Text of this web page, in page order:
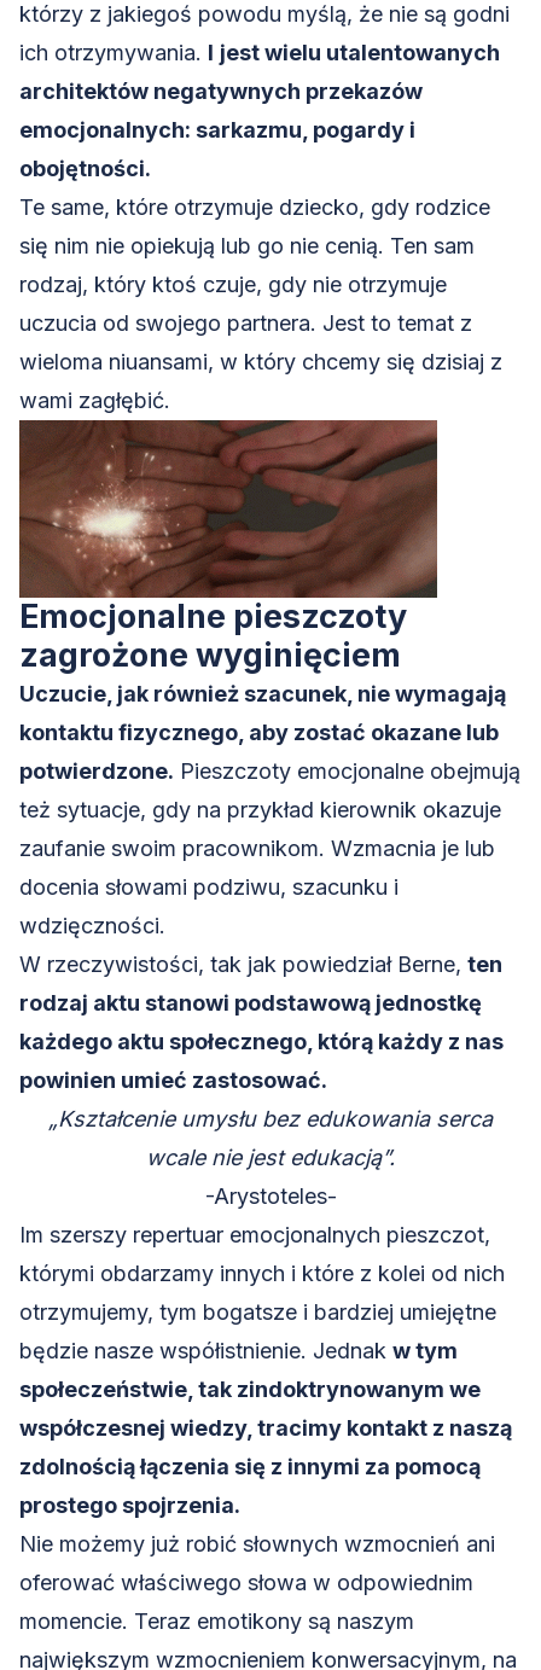
którzy z jakiegoś powodu myślą, że nie są godni
ich otrzymywania. I jest wielu utalentowanych
architektów negatywnych przekazów
emocjonalnych: sarkazmu, pogardy i
obojętności.
Te same, które otrzymuje dziecko, gdy rodzice
się nim nie opiekują lub go nie cenią. Ten sam
rodzaj, który ktoś czuje, gdy nie otrzymuje
uczucia od swojego partnera. Jest to temat z
wieloma niuansami, w który chcemy się dzisiaj z
wami zagłębić.
Emocjonalne pieszczoty
zagrożone wyginięciem
Uczucie, jak również szacunek, nie wymagają
kontaktu fizycznego, aby zostać okazane lub
potwierdzone. Pieszczoty emocjonalne obejmują
też sytuacje, gdy na przykład kierownik okazuje
zaufanie swoim pracownikom. Wzmacnia je lub
docenia słowami podziwu, szacunku i
wdzięczności.
W rzeczywistości, tak jak powiedział Berne, ten
rodzaj aktu stanowi podstawową jednostkę
każdego aktu społecznego, którą każdy z nas
powinien umieć zastosować.
„Kształcenie umysłu bez edukowania serca
wcale nie jest edukacją”.
-Arystoteles-
Im szerszy repertuar emocjonalnych pieszczot,
którymi obdarzamy innych i które z kolei od nich
otrzymujemy, tym bogatsze i bardziej umiejętne
będzie nasze współistnienie. Jednak w tym
społeczeństwie, tak zindoktrynowanym we
współczesnej wiedzy, tracimy kontakt z naszą
zdolnością łączenia się z innymi za pomocą
prostego spojrzenia.
Nie możemy już robić słownych wzmocnień ani
oferować właściwego słowa w odpowiednim
momencie. Teraz emotikony są naszym
największym wzmocnieniem konwersacyjnym, na